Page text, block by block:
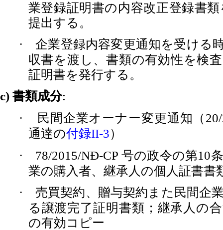
業登録証明書の内容改正登録書
提出する。
·
企業登録内容変更通知を受ける
収書を渡し、書類の有効性を検
証明書を発行する。
c) 書類成分:
·
民間企業オーナー変更通知（
通達の付録II-3）
· 78/2015/NĐ-CP 号の政令の第10
業の購入者、継承人の個人証書書
·
売買契約、贈与契約また民間企
る譲渡完了証明書類；継承人の
の有効コピー